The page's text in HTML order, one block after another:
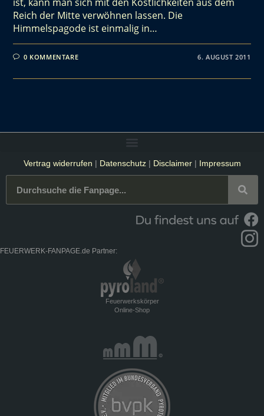
Reich der Mitte verwöhnen lassen. Die
Himmelspagode ist einmalig in…
0 KOMMENTARE 6. AUGUST 2011
Vertrag widerrufen | Datenschutz| Disclaimer| Impressum
FEUERWERK-FANPAGE.de Partner:
Feuerwerkskörper
Online-Shop